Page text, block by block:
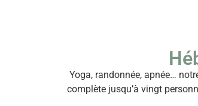
Yoga, randonnée, apnée…
complète jusqu’à vingt